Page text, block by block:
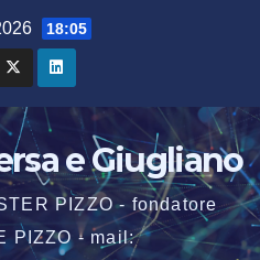
18:05
e Giugliano
PIZZO - fondatore
PIZZO - mail: